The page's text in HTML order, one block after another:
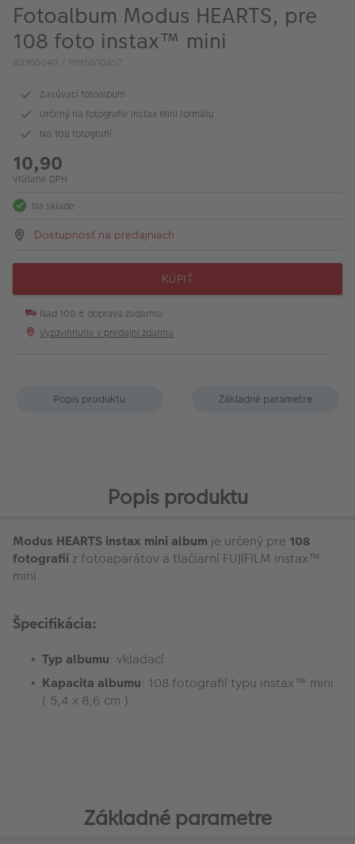
Fotoalbum Modus HEARTS, pre
108 foto instax™ mini
80160049 / PIM5010857
Zasúvací fotoalbum
Určený na fotografie Instax Mini formátu
Na 108 fotografií
10,90
Vrátane DPH
Na sklade
Dostupnosť na predajniach
KÚPIŤ
Nad 100 € doprava zadarmo
Vyzdvihnutie v predajni zdarma
Popis produktu Základné parametre
Popis produktu
Modus HEARTS instax mini album je určený pre 108
fotografií z fotoaparátov a tlačiarní FUJIFILM instax™
mini.
Špecifikácia:
Typ albumu: vkladací
Kapacita albumu: 108 fotografií typu instax™ mini
( 5,4 x 8,6 cm )
Základné parametre